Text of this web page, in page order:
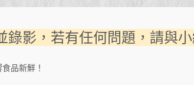
影，若有任何問題，請與小
品新鮮！